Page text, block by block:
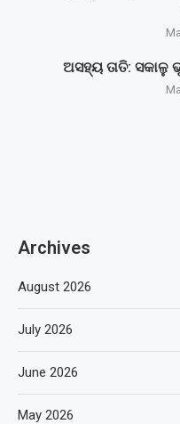
ଅସହ୍ୟ ତାତି: ସକାଳୁ
Archives
August 2026
July 2026
June 2026
May 2026